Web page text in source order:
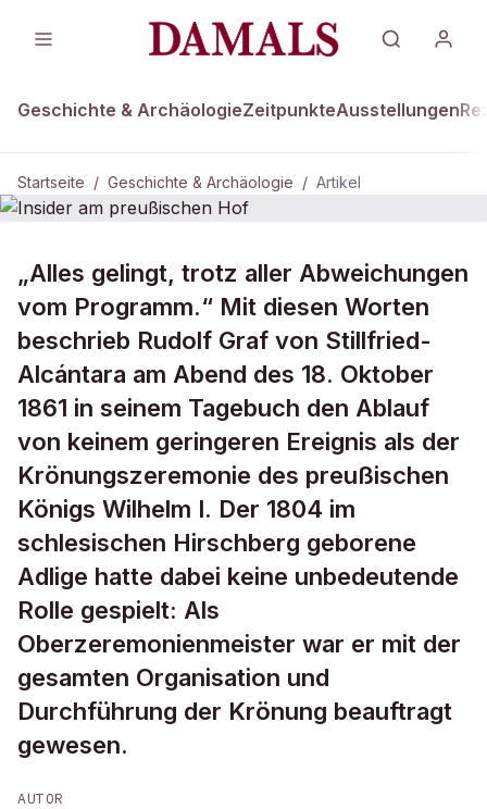
Geschichte & ArchäologieZeitpunkteAusstellungen
Startseite / Geschichte & Archäologie / Artikel
DAMALS PlusGESCHICHTE & ARCHÄOLOGIE
Insider am preußischen Hof
„Alles gelingt, trotz aller Abweichungen
vom Programm.“ Mit diesen Worten
beschrieb Rudolf Graf von Stillfried-
Alcántara am Abend des 18. Oktober
1861 in seinem Tagebuch den Ablauf
von keinem geringeren Ereignis als der
Krönungszeremonie des preußischen
Königs Wilhelm I. Der 1804 im
schlesischen Hirschberg geborene
Adlige hatte dabei keine unbedeutende
Rolle gespielt: Als
Oberzeremonienmeister war er mit der
gesamten Organisation und
Durchführung der Krönung beauftragt
gewesen.
AUTOR